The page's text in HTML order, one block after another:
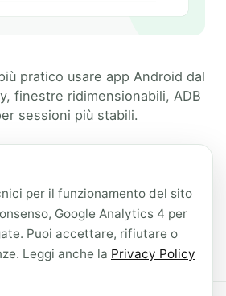
pratico usare app Android dal
finestre ridimensionabili, ADB
sessioni più stabili.
, desktop , scrcpy
,
per il funzionamento del sito
Google Analytics 4 per
Puoi accettare, rifiutare o
Leggi anche la Privacy Policy